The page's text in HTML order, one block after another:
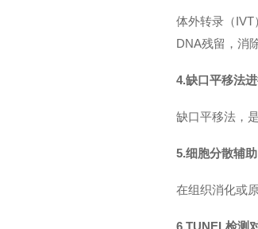
体外转录（
DNA残留，消
4.缺口平移法
缺口平移法，
5.细胞分散辅助
在组织消化或